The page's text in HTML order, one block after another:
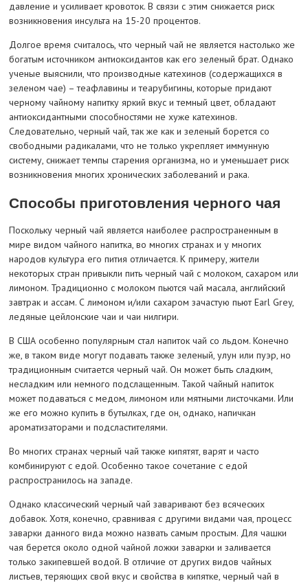
давление и усиливает кровоток. В связи с этим снижается риск
возникновения инсульта на 15-20 процентов.
Долгое время считалось, что черный чай не является настолько же
богатым источником антиоксидантов как его зеленый брат. Однако
ученые выяснили, что производные катехинов (содержащихся в
зеленом чае) – теафлавины и теарубигины, которые придают
черному чайному напитку яркий вкус и темный цвет, обладают
антиоксидантными способностями не хуже катехинов.
Следовательно, черный чай, так же как и зеленый борется со
свободными радикалами, что не только укрепляет иммунную
систему, снижает темпы старения организма, но и уменьшает риск
возникновения многих хронических заболеваний и рака.
Способы приготовления черного чая
Поскольку черный чай является наиболее распространенным в
мире видом чайного напитка, во многих странах и у многих
народов культура его пития отличается. К примеру, жители
некоторых стран привыкли пить черный чай с молоком, сахаром или
лимоном. Традиционно с молоком пьются чай масала, английский
завтрак и ассам. С лимоном и/или сахаром зачастую пьют Earl Grey,
ледяные цейлонские чаи и чаи нилгири.
В США особенно популярным стал напиток чай со льдом. Конечно
же, в таком виде могут подавать также зеленый, улун или пуэр, но
традиционным считается черный чай. Он может быть сладким,
несладким или немного подслащенным. Такой чайный напиток
может подаваться с медом, лимоном или мятными листочками. Или
же его можно купить в бутылках, где он, однако, напичкан
ароматизаторами и подсластителями.
Во многих странах черный чай также кипятят, варят и часто
комбинируют с едой. Особенно такое сочетание с едой
распространилось на западе.
Однако классический черный чай заваривают без всяческих
добавок. Хотя, конечно, сравнивая с другими видами чая, процесс
заварки данного вида можно назвать самым простым. Для чашки
чая берется около одной чайной ложки заварки и заливается
только закипевшей водой. В отличие от других видов чайных
листьев, теряющих свой вкус и свойства в кипятке, черный чай в